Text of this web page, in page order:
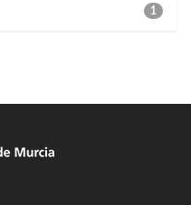
1